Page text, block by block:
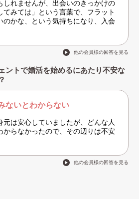
しれませんが、出会いのきっかけの
てみては」という言葉で、フラット
のかな、という気持ちになり、入会
他の会員様の回答を見る
ントで婚活を始めるにあたり不安な
ないとわからない
元は安心していましたが、どんな人
からなかったので、その辺りは不安
他の会員様の回答を見る